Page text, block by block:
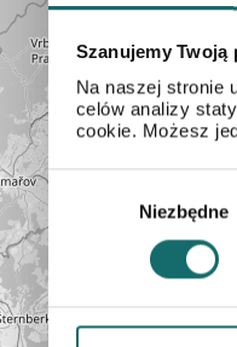
Szanujemy Twoją
Na naszej stronie
celów analizy
cookie. Możesz
Wybór
zgody
Niezbędne